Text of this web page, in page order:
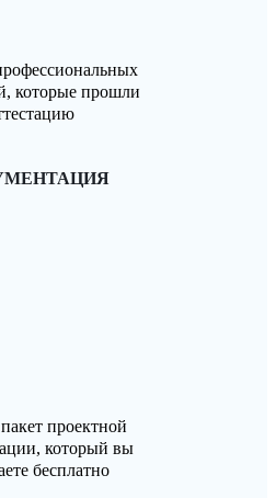
которые прошли
проектной
который вы
бесплатно